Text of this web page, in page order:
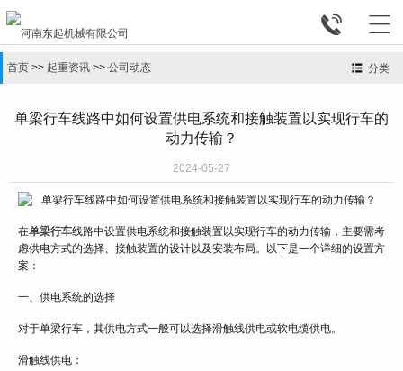


分类
首页 >> 起重资讯 >> 公司动态
单梁行车线路中如何设置供电系统和接触装置以实现行车的
动力传输？
2024-05-27
在单梁行车线路中设置供电系统和接触装置以实现行车的动力传输，主要需考
虑供电方式的选择、接触装置的设计以及安装布局。以下是一个详细的设置方
案：
一、供电系统的选择
对于单梁行车，其供电方式一般可以选择滑触线供电或软电缆供电。
滑触线供电：